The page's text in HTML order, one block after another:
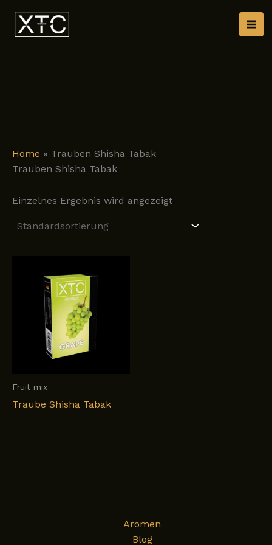
Inhalt
springen
Home » Trauben Shisha Tabak
Trauben Shisha Tabak
Einzelnes Ergebnis wird angezeigt
Fruit mix
Traube Shisha Tabak
Aromen
Blog